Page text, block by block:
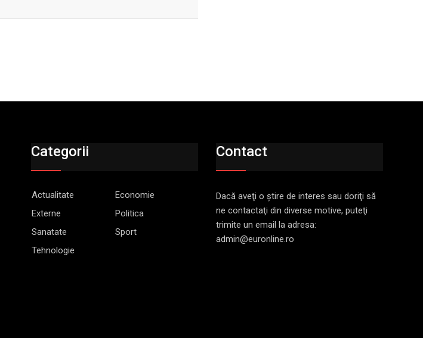
Categorii
Actualitate
Economie
Externe
Politica
Sanatate
Sport
Tehnologie
Contact
Dacă aveţi o ştire de interes sau doriţi să
ne contactaţi din diverse motive, puteţi
trimite un email la adresa:
admin@euronline.ro